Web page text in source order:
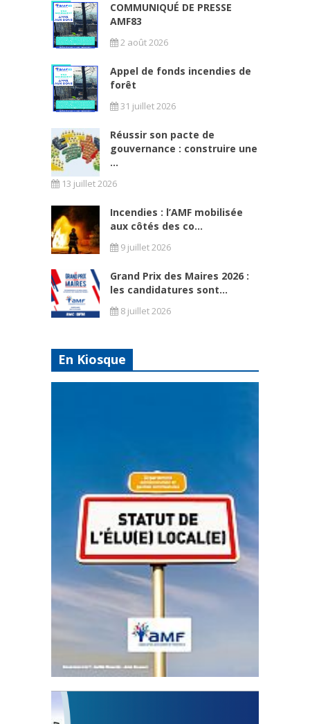
COMMUNIQUÉ DE PRESSE
AMF83
2 août 2026
Appel de fonds incendies de
forêt
31 juillet 2026
Réussir son pacte de
gouvernance : construire une
...
13 juillet 2026
Incendies : l’AMF mobilisée
aux côtés des co...
9 juillet 2026
Grand Prix des Maires 2026 :
les candidatures sont...
8 juillet 2026
En Kiosque
Statut de l’élu local
3 avril 2024